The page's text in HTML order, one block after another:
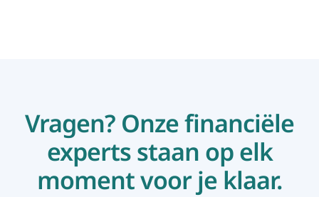
Vragen? Onze financiële
experts staan op elk
moment voor je klaar.